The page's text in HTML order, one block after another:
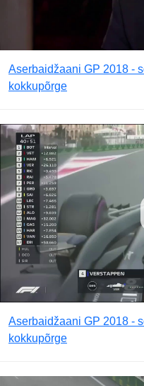
Aserbaidžaani GP 2018 -
kokkupõrge
Aserbaidžaani GP 2018 -
kokkupõrge